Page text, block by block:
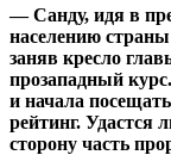
— Санду, идя в
населению
заняв кресло
прозападный
и начала
рейтинг. Удастся
сторону часть